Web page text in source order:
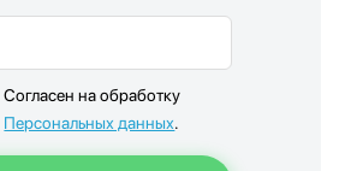
Согласен на обработку
Персональных данных.